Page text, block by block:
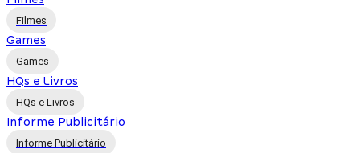
Filmes
Games
Games
HQs e Livros
HQs e Livros
Informe Publicitário
Informe Publicitário